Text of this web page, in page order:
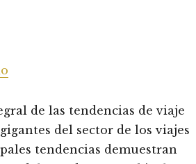
de las tendencias de viaje
del sector de los viajes
tendencias demuestran